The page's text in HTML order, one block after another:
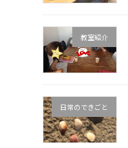
教室紹介
日常のできごと